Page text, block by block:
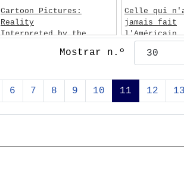
Mostrar n.º
6 7 8 9 10 11 12 13
Cartoon Pictures:
Reality
Interpreted by the
Lisboa
Cinema
Celle qui
jamais fait
l'Américain
1919